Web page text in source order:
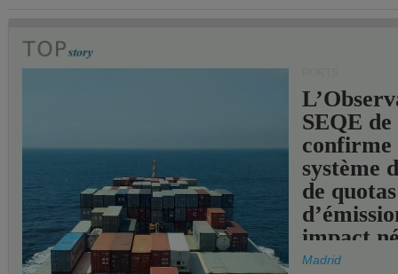
SEQE de
confirme
système
de quotas
impact
les ports
Madrid